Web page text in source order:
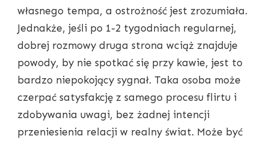
własnego tempa, a ostrożność jest zrozumiała.
Jednakże, jeśli po 1-2 tygodniach regularnej,
dobrej rozmowy druga strona wciąż znajduje
powody, by nie spotkać się przy kawie, jest to
bardzo niepokojący sygnał. Taka osoba może
czerpać satysfakcję z samego procesu flirtu i
zdobywania uwagi, bez żadnej intencji
przeniesienia relacji w realny świat. Może być